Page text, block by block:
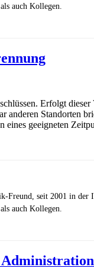
auch Kollegen.
Erfolgt
geeigneten
Freund, seit 2001 in
auch Kollegen.